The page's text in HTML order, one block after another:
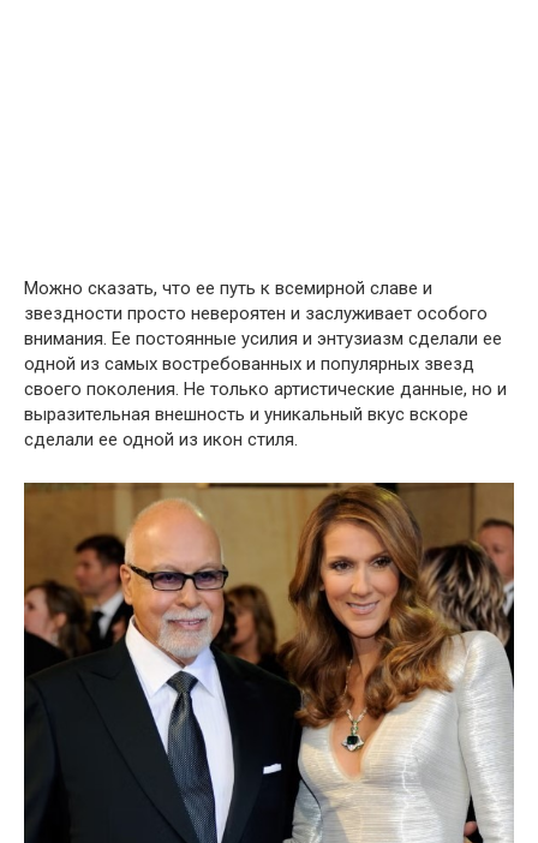
Можно сказать, что ее путь к всемирной славе и
звездности просто невероятен и заслуживает особого
внимания. Ее постоянные усилия и энтузиазм сделали ее
одной из самых востребованных и популярных звезд
своего поколения. Не только артистические данные, но и
выразительная внешность и уникальный вкус вскоре
сделали ее одной из икон стиля.